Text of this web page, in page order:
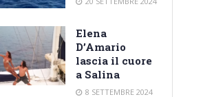
Elena
D’Amario
lascia il cuore
a Salina
8 SETTEMBRE 2024